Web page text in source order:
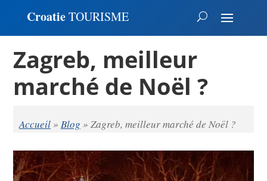
CroatieTOURISME
Zagreb, meilleur
marché de Noël ?
Accueil» Blog » Zagreb, meilleur marché de Noël ?